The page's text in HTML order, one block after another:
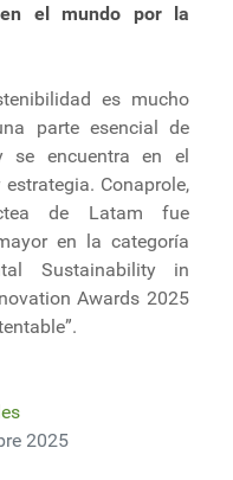
en el mundo por la
es mucho
parte esencial de
se encuentra en el
Conaprole,
de Latam fue
en la categoría
Sustainability in
Awards 2025
2025